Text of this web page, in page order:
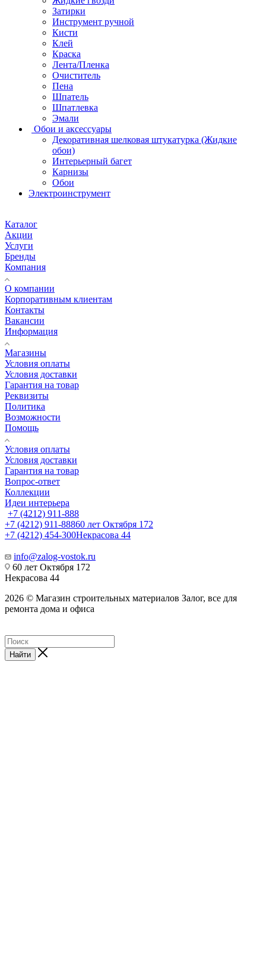
Затирки
Инструмент ручной
Кисти
Клей
Краска
Лента/Пленка
Очиститель
Пена
Шпатель
Шпатлевка
Эмали
Обои и аксессуары
Декоративная шелковая штукатурка (Жидкие
обои)
Интерьерный багет
Карнизы
Обои
Электроинструмент
Каталог
Акции
Услуги
Бренды
Компания
О компании
Корпоративным клиентам
Контакты
Вакансии
Информация
Магазины
Условия оплаты
Условия доставки
Гарантия на товар
Реквизиты
Политика
Возможности
Помощь
Условия оплаты
Условия доставки
Гарантия на товар
Вопрос-ответ
Коллекции
Идеи интерьера
+7 (4212) 911-888
+7 (4212) 911-88860 лет Октября 172
+7 (4212) 454-300Некрасова 44
info@zalog-vostok.ru
60 лет Октября 172
Некрасова 44
2026 © Магазин строительных материалов Залог, все для
ремонта дома и офиса
Найти